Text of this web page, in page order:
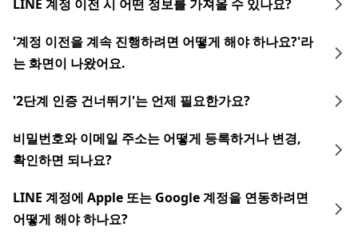
LINE 계정 이전 시 어떤 정보를 가져올 수 있나요?
'계정 이전을 계속 진행하려면 어떻게 해야 하나요?'라
는 화면이 나왔어요.
'2단계 인증 건너뛰기'는 언제 필요한가요?
비밀번호와 이메일 주소는 어떻게 등록하거나 변경,
확인하면 되나요?
LINE 계정에 Apple 또는 Google 계정을 연동하려면
어떻게 해야 하나요?